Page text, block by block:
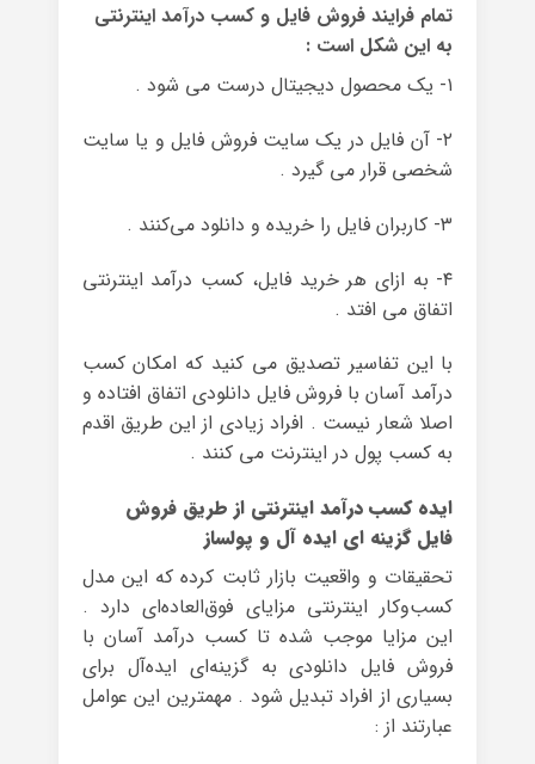
تمام فرایند فروش فایل و کسب درآمد اینترنتی
به این شکل است :
۱- یک محصول دیجیتال درست می شود .
۲- آن فایل در یک سایت فروش فایل و یا سایت
شخصی قرار می گیرد .
۳- کاربران فایل را خریده و دانلود می‌کنند .
۴- به ازای هر خرید فایل، کسب درآمد اینترنتی
اتفاق می افتد .
با این تفاسیر تصدیق می کنید که امکان کسب
درآمد آسان با فروش فایل دانلودی اتفاق افتاده و
اصلا شعار نیست . افراد زیادی از این طریق اقدم
به کسب پول در اینترنت می کنند .
ایده کسب درآمد اینترنتی از طریق فروش
فایل گزینه ای ایده آل و پولساز
تحقیقات و واقعیت بازار ثابت کرده که این مدل
کسب‌وکار اینترنتی مزایای فوق‌العاده‌ای دارد .
این مزایا موجب شده تا کسب درآمد آسان با
فروش فایل دانلودی به گزینه‌ای ایده‌آل برای
بسیاری از افراد تبدیل شود . مهمترین این عوامل
عبارتند از :